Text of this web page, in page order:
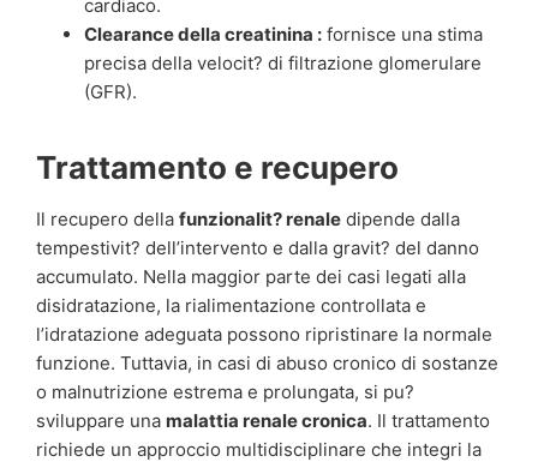
cardiaco.
Clearance della creatinina : fornisce una stima
precisa della velocit? di filtrazione glomerulare
(GFR).
Trattamento e recupero
Il recupero della funzionalit? renale dipende dalla
tempestivit? dell’intervento e dalla gravit? del danno
accumulato. Nella maggior parte dei casi legati alla
disidratazione, la rialimentazione controllata e
l’idratazione adeguata possono ripristinare la normale
funzione. Tuttavia, in casi di abuso cronico di sostanze
o malnutrizione estrema e prolungata, si pu?
sviluppare una malattia renale cronica. Il trattamento
richiede un approccio multidisciplinare che integri la